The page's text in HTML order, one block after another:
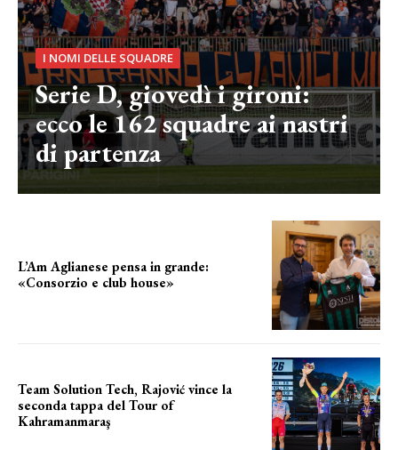
I NOMI DELLE SQUADRE
Serie D, giovedì i gironi:
ecco le 162 squadre ai nastri
di partenza
L’Am Aglianese pensa in grande:
«Consorzio e club house»
Team Solution Tech, Rajović vince la
seconda tappa del Tour of
Kahramanmaraş